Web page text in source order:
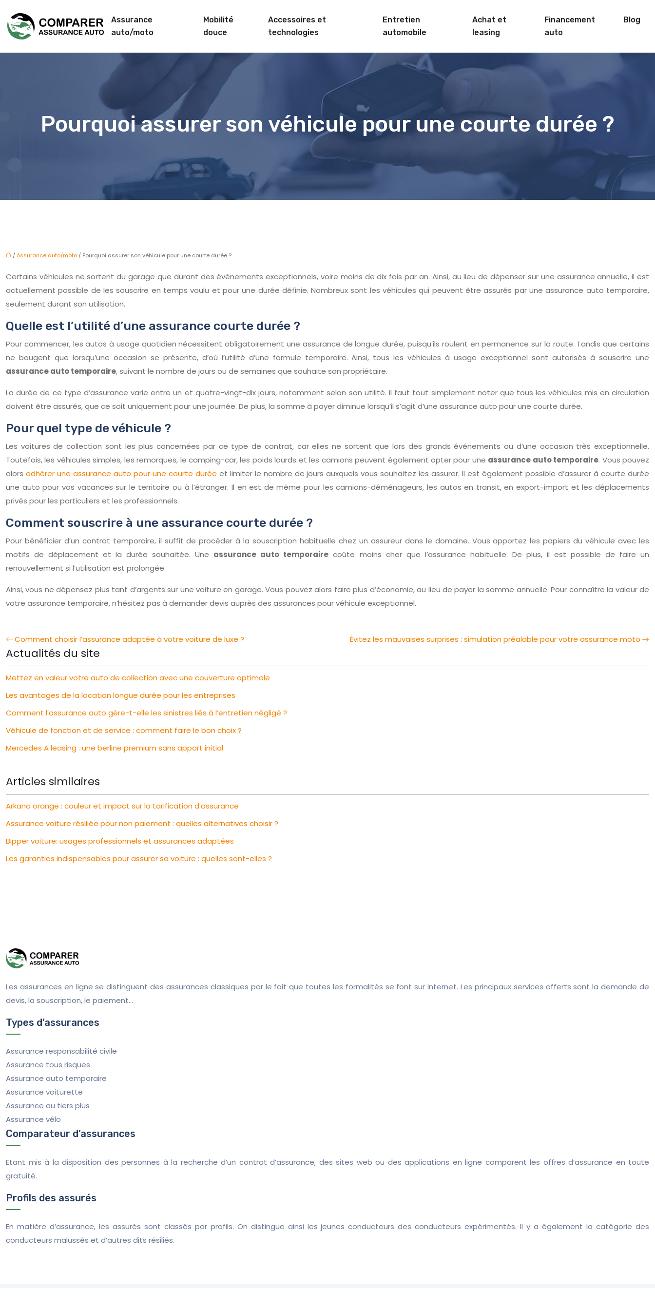
Assurance
auto/moto
Mobilité
douce
Accessoires et
technologies
Entretien
automobile
Achat et
leasing
Financement
auto
Blog
Pourquoi assurer son véhicule pour une courte durée ?
/Assurance auto/moto / Pourquoi assurer son véhicule pour une courte durée ?
Certains véhicules ne sortent du garage que durant des événements exceptionnels, voire moins de dix fois par an. Ainsi, au lieu de dépenser sur une assurance annuelle, il est
actuellement possible de les souscrire en temps voulu et pour une durée définie. Nombreux sont les véhicules qui peuvent être assurés par une assurance auto temporaire,
seulement durant son utilisation.
Quelle est l’utilité d’une assurance courte durée ?
Pour commencer, les autos à usage quotidien nécessitent obligatoirement une assurance de longue durée, puisqu’ils roulent en permanence sur la route. Tandis que certains
ne bougent que lorsqu’une occasion se présente, d’où l’utilité d’une formule temporaire. Ainsi, tous les véhicules à usage exceptionnel sont autorisés à souscrire une
assurance auto temporaire, suivant le nombre de jours ou de semaines que souhaite son propriétaire.
La durée de ce type d’assurance varie entre un et quatre-vingt-dix jours, notamment selon son utilité. Il faut tout simplement noter que tous les véhicules mis en circulation
doivent être assurés, que ce soit uniquement pour une journée. De plus, la somme à payer diminue lorsqu’il s’agit d’une assurance auto pour une courte durée.
Pour quel type de véhicule ?
Les voitures de collection sont les plus concernées par ce type de contrat, car elles ne sortent que lors des grands événements ou d’une occasion très exceptionnelle.
Toutefois, les véhicules simples, les remorques, le camping-car, les poids lourds et les camions peuvent également opter pour une assurance auto temporaire. Vous pouvez
alors adhérer une assurance auto pour une courte durée et limiter le nombre de jours auxquels vous souhaitez les assurer. Il est également possible d’assurer à courte durée
une auto pour vos vacances sur le territoire ou à l’étranger. Il en est de même pour les camions-déménageurs, les autos en transit, en export-import et les déplacements
privés pour les particuliers et les professionnels.
Comment souscrire à une assurance courte durée ?
Pour bénéficier d’un contrat temporaire, il suffit de procéder à la souscription habituelle chez un assureur dans le domaine. Vous apportez les papiers du véhicule avec les
motifs de déplacement et la durée souhaitée. Une assurance auto temporaire coûte moins cher que l’assurance habituelle. De plus, il est possible de faire un
renouvellement si l’utilisation est prolongée.
Ainsi, vous ne dépensez plus tant d’argents sur une voiture en garage. Vous pouvez alors faire plus d’économie, au lieu de payer la somme annuelle. Pour connaître la valeur de
votre assurance temporaire, n’hésitez pas à demander devis auprès des assurances pour véhicule exceptionnel.
Comment choisir l’assurance adaptée à votre voiture de luxe ? Évitez les mauvaises surprises : simulation préalable pour votre assurance moto
Actualités du site
Mettez en valeur votre auto de collection avec une couverture optimale
Les avantages de la location longue durée pour les entreprises
Comment l’assurance auto gère-t-elle les sinistres liés à l’entretien négligé ?
Véhicule de fonction et de service : comment faire le bon choix ?
Mercedes A leasing : une berline premium sans apport initial
Articles similaires
Arkana orange : couleur et impact sur la tarification d’assurance
Assurance voiture résiliée pour non paiement : quelles alternatives choisir ?
Bipper voiture: usages professionnels et assurances adaptées
Les garanties indispensables pour assurer sa voiture : quelles sont-elles ?
Les assurances en ligne se distinguent des assurances classiques par le fait que toutes les formalités se font sur Internet. Les principaux services offerts sont la demande de
devis, la souscription, le paiement…
Types d’assurances
Assurance responsabilité civile
Assurance tous risques
Assurance auto temporaire
Assurance voiturette
Assurance au tiers plus
Assurance vélo
Comparateur d’assurances
Etant mis à la disposition des personnes à la recherche d’un contrat d’assurance, des sites web ou des applications en ligne comparent les offres d’assurance en toute
gratuité.
Profils des assurés
En matière d’assurance, les assurés sont classés par profils. On distingue ainsi les jeunes conducteurs des conducteurs expérimentés. Il y a également la catégorie des
conducteurs malussés et d’autres dits résiliés.